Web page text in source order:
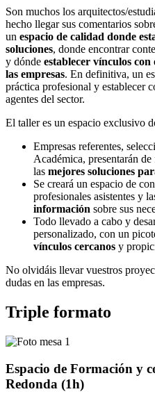
Son muchos los arquitectos/
hecho llegar sus comentarios
un espacio de calidad donde
soluciones, donde encontrar
y dónde establecer vínculos
las empresas. En definitiva, un
práctica profesional y establecer
agentes del sector.
El taller es un espacio exclusivo
Empresas referentes,
Académica, presentarán
las mejores soluciones
Se creará un espacio de
profesionales asistentes y
información sobre sus
Todo llevado a cabo y
personalizado, con un
vínculos cercanos y
No olvidáis llevar vuestros
dudas en las empresas.
Triple formato
Espacio de Formación y
Redonda (1h)